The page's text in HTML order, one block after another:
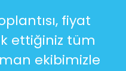
fiyat
ettiğiniz tüm
ekibimizle